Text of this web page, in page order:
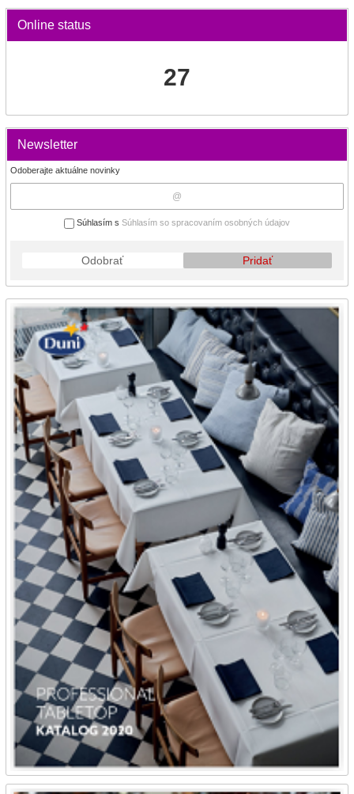
Online status
27
Newsletter
Odoberajte aktuálne novinky
Súhlasím s Súhlasím so spracovaním osobných údajov
Odobrať Pridať